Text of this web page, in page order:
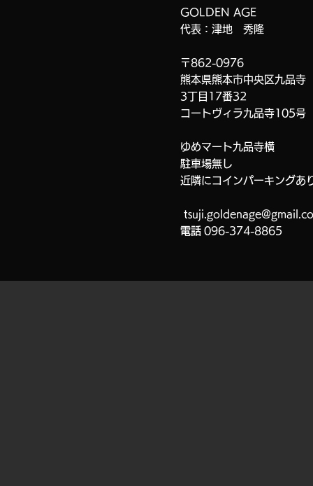
GOLDEN AGE
代表：津地 秀隆
〒862-0976
熊本県熊本市中央区九品寺
3丁目17番32
コートヴィラ九品寺105号
ゆめマート九品寺横
​駐車場無し
近隣にコインパーキングあ
電話 096-374-8865